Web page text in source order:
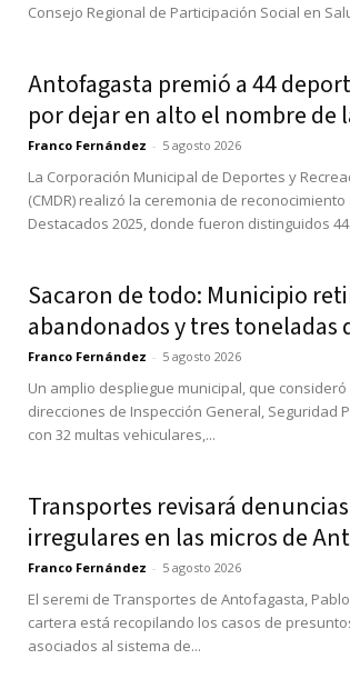
Consejo Regional de Participación Social en
Antofagasta premió a 44
por dejar en alto el nombre de
Franco Fernández - 5 agosto 2026
La Corporación Municipal de Deportes y
(CMDR) realizó la ceremonia de
Destacados 2025, donde fueron distinguidos
Sacaron de todo: Municipio
abandonados y tres toneladas
Franco Fernández - 5 agosto 2026
Un amplio despliegue municipal, que
direcciones de Inspección General, Seguridad
con 32 multas vehiculares,...
Transportes revisará
irregulares en las micros de
Franco Fernández - 5 agosto 2026
El seremi de Transportes de Antofagasta,
cartera está recopilando los casos de
asociados al sistema de...